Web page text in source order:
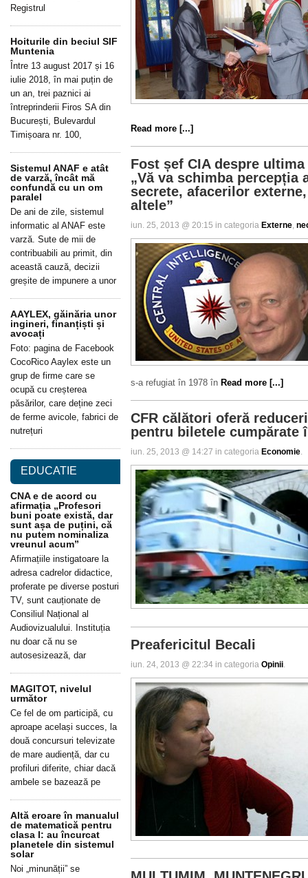
Read more [...]
Fost șef CIA despre
„Vă va schimba percepția
secrete, afacerilor
altele”
iun. 25, 2013 @ 20:15 in categoria Externe,
s-a refugiat în 1978 în Read more [...]
CFR călători oferă
pentru biletele cumpărate
iun. 25, 2013 @ 14:27 in categoria Economie.
Preafericitul Becali
iun. 24, 2013 @ 22:34 in categoria Opinii.
Registrul
Hoiturile din beciul SIF
Muntenia
Între 13 august 2017 și 16
iulie 2018, în mai puțin de
un an, trei paznici ai
întreprinderii Firos SA din
București, Bulevardul
Timișoara nr. 100,
Sistemul ANAF e atât
de varză, încât mă
confundă cu un om
paralel
De ani de zile, sistemul
informatic al ANAF este
varză. Sute de mii de
contribuabili au primit, din
această cauză, decizii
greșite de impunere a unor
AAYLEX, găinăria unor
ingineri, finanțiști și
avocați
Foto: pagina de Facebook
CocoRico Aaylex este un
grup de firme care se
ocupă cu creșterea
păsărilor, care deține zeci
de ferme avicole, fabrici de
nutrețuri
EDUCATIE
CNA e de acord cu
afirmația „Profesori
buni poate există, dar
sunt așa de puțini, că
nu putem nominaliza
vreunul acum”
Afirmațiile instigatoare la
adresa cadrelor didactice,
proferate pe diverse posturi
TV, sunt cauționate de
Consiliul Național al
Audiovizualului. Instituția
nu doar că nu se
autosesizează, dar
MAGITOT, nivelul
următor
Ce fel de om participă, cu
aproape același succes, la
două concursuri televizate
de mare audiență, dar cu
profiluri diferite, chiar dacă
ambele se bazează pe
Altă eroare în manualul
de matematică pentru
clasa I: au încurcat
planetele din sistemul
solar
Noi „minunății” se